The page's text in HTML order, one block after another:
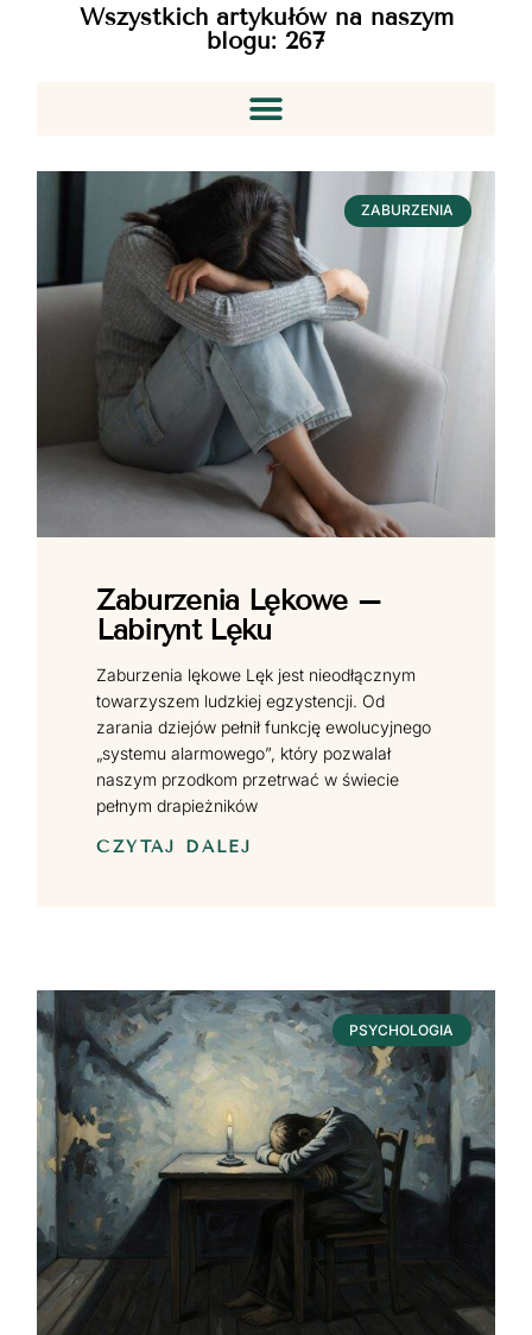
Wszystkich artykułów na naszym
blogu: 267
ZABURZENIA
Zaburzenia Lękowe –
Labirynt Lęku
Zaburzenia lękowe Lęk jest nieodłącznym
towarzyszem ludzkiej egzystencji. Od
zarania dziejów pełnił funkcję ewolucyjnego
„systemu alarmowego”, który pozwalał
naszym przodkom przetrwać w świecie
pełnym drapieżników
CZYTAJ DALEJ
PSYCHOLOGIA